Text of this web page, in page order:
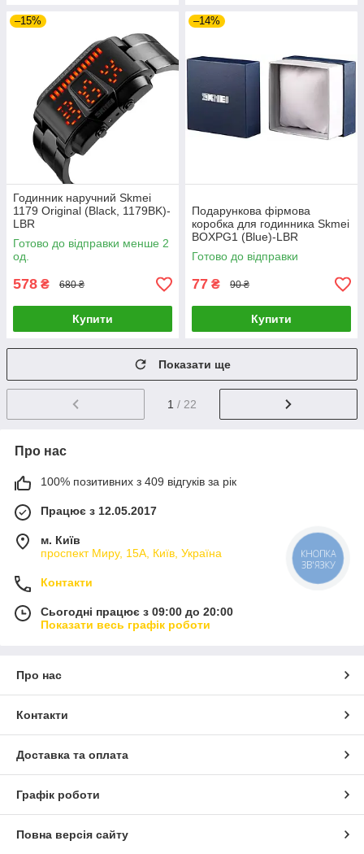
–15%
Годинник наручний Skmei
1179 Original (Black, 1179BK)-
LВR
Готово до відправки менше 2
од.
578 ₴ 680 ₴
Купити
–14%
Подарункова фірмова
коробка для годинника Skmei
BOXPG1 (Blue)-LВR
Готово до відправки
77 ₴ 90 ₴
Купити
Показати ще
1 / 22
Про нас
100% позитивних з 409 відгуків за рік
Працює з 12.05.2017
м. Київ
проспект Миру, 15А, Київ, Україна
Контакти
Сьогодні працює з 09:00 до 20:00
Показати весь графік роботи
Про нас
Контакти
Доставка та оплата
Графік роботи
Повна версія сайту
КНОПКА
ЗВ'ЯЗКУ